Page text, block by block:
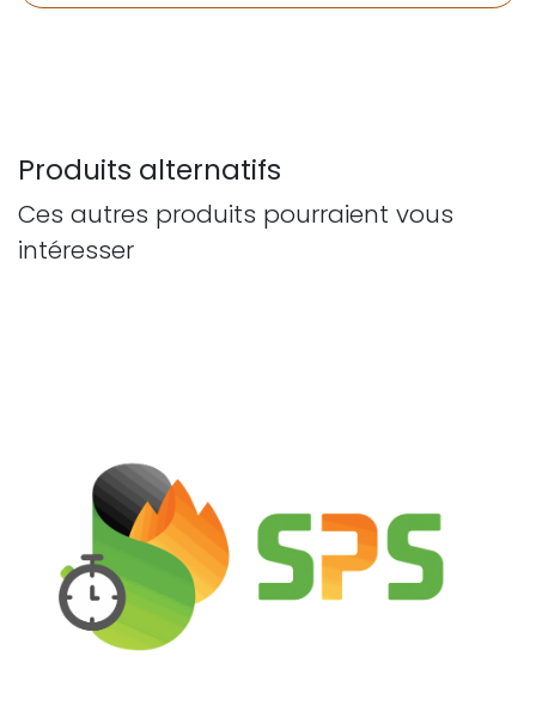
Produits alternatifs
Ces autres produits pourraient vous
intéresser